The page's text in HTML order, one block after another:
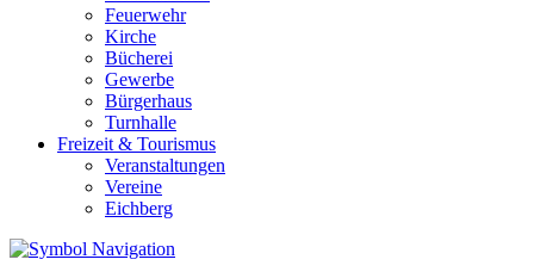
Feuerwehr
Kirche
Bücherei
Gewerbe
Bürgerhaus
Turnhalle
Freizeit & Tourismus
Veranstaltungen
Vereine
Eichberg